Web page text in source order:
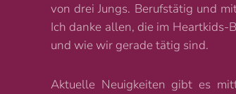
von drei Jungs. Berufstätig und
Ich danke allen, die im Heartkids-
und wie wir gerade tätig sind.
Aktuelle Neuigkeiten gibt es